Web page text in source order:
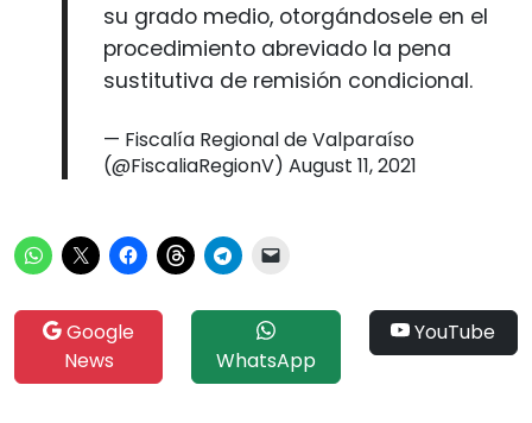
su grado medio, otorgándosele en el
procedimiento abreviado la pena
sustitutiva de remisión condicional.
— Fiscalía Regional de Valparaíso
(@FiscaliaRegionV) August 11, 2021
Google
News
WhatsApp
YouTube